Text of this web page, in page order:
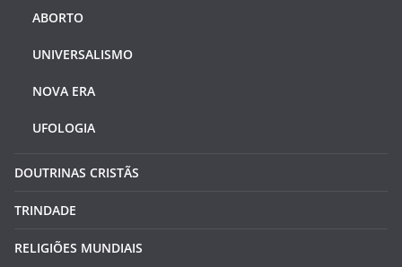
ABORTO
UNIVERSALISMO
NOVA ERA
UFOLOGIA
DOUTRINAS CRISTÃS
TRINDADE
RELIGIÕES MUNDIAIS